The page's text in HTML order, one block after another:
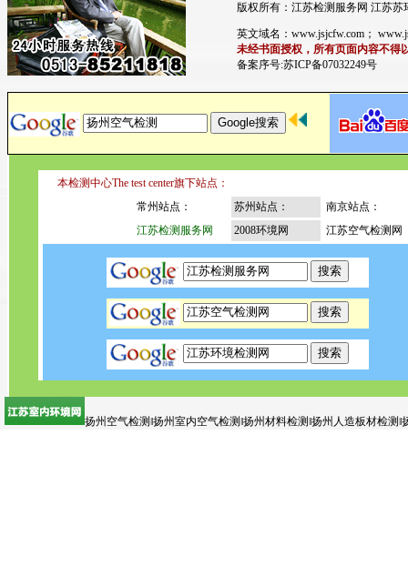
版权所有：江苏检测服务网 江苏
英文域名：www.jsjcfw.com；
未经书面授权，所有页面内容不得
备案序号:苏ICP备07032249号
本检测中心The test center旗下站点：
常州站点：
苏州站点：
南京站点：
江苏检测服务网
2008环境网 江苏空气检测网
扬州空气检测‖扬州室内空气检测‖扬州材料检测‖扬州人造板材检测